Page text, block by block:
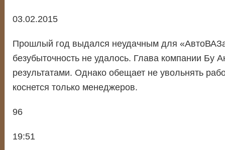
03.02.2015
Прошлый год выдался неудачным для
безубыточность не удалось. Глава компании Бу
результатами. Однако обещает не увольнять
коснется только менеджеров.
96
19:51